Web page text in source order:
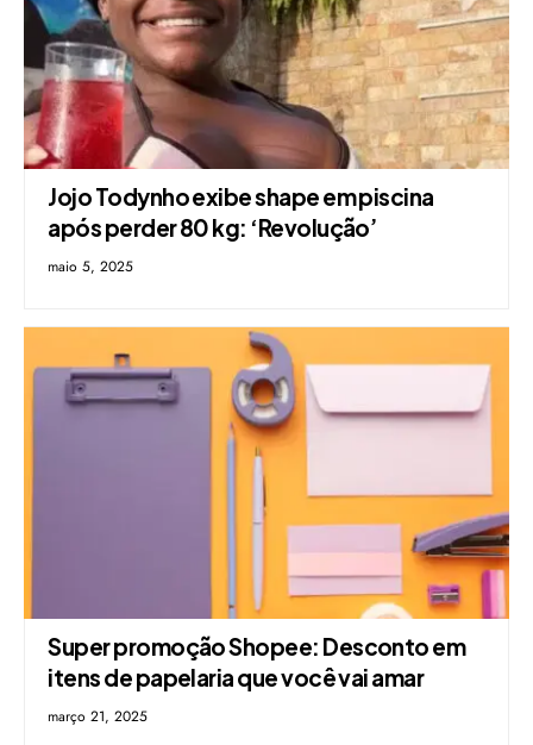
Jojo Todynho exibe shape em piscina
após perder 80 kg: ‘Revolução’
maio 5, 2025
Super promoção Shopee: Desconto em
itens de papelaria que você vai amar
março 21, 2025